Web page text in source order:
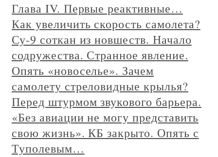
Глава IV. Первые реактивные…
Как увеличить скорость самолета?
Су-9 соткан из новшеств. Начало
содружества. Странное явление.
Опять «новоселье». Зачем
самолету стреловидные крылья?
Перед штурмом звукового барьера.
«Без авиации не могу представить
свою жизнь». КБ закрыто. Опять с
Туполевым…